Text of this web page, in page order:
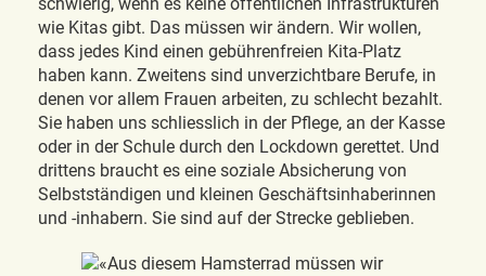
wie Kitas gibt. Das müssen wir ändern. Wir wollen,
dass jedes Kind einen gebührenfreien Kita-Platz
haben kann. Zweitens sind unverzichtbare Berufe, in
denen vor allem Frauen arbeiten, zu schlecht bezahlt.
Sie haben uns schliesslich in der Pflege, an der Kasse
oder in der Schule durch den Lockdown gerettet. Und
drittens braucht es eine soziale Absicherung von
Selbstständigen und kleinen Geschäftsinhaberinnen
und -inhabern. Sie sind auf der Strecke geblieben.